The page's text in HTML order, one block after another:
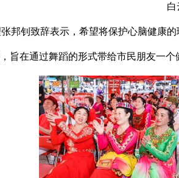
白
邦钊致辞表示，希望将保护心脑健康
旨在通过舞蹈的形式带给市民朋友一